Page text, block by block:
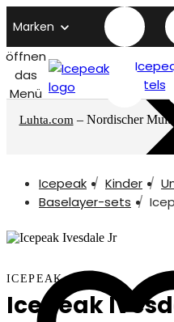
Marken
öffnen
das
Menü
Luhta.com – Nordischer
Icepeak Kinder
Baselayer-sets
ICEPEAK
Icepeak